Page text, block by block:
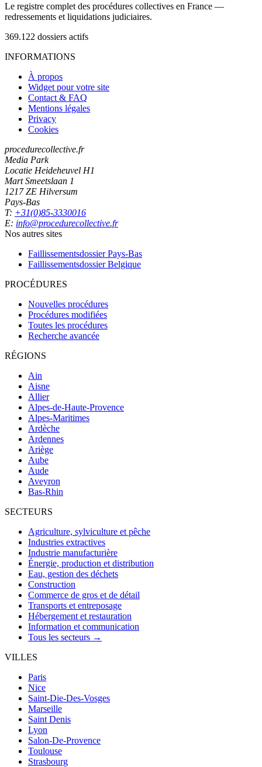
Le registre complet des procédures collectives en France —
redressements et liquidations judiciaires.
369.122 dossiers actifs
INFORMATIONS
À propos
Widget pour votre site
Contact & FAQ
Mentions légales
Privacy
Cookies
procedurecollective.fr
Media Park
Locatie Heideheuvel H1
Mart Smeetslaan 1
1217 ZE Hilversum
Pays-Bas
T: +31(0)85-3330016
E: info@procedurecollective.fr
Nos autres sites
Faillissementsdossier Pays-Bas
Faillissementsdossier Belgique
PROCÉDURES
Nouvelles procédures
Procédures modifiées
Toutes les procédures
Recherche avancée
RÉGIONS
Ain
Aisne
Allier
Alpes-de-Haute-Provence
Alpes-Maritimes
Ardèche
Ardennes
Ariège
Aube
Aude
Aveyron
Bas-Rhin
SECTEURS
Agriculture, sylviculture et pêche
Industries extractives
Industrie manufacturière
Énergie, production et distribution
Eau, gestion des déchets
Construction
Commerce de gros et de détail
Transports et entreposage
Hébergement et restauration
Information et communication
Tous les secteurs →
VILLES
Paris
Nice
Saint-Die-Des-Vosges
Marseille
Saint Denis
Lyon
Salon-De-Provence
Toulouse
Strasbourg